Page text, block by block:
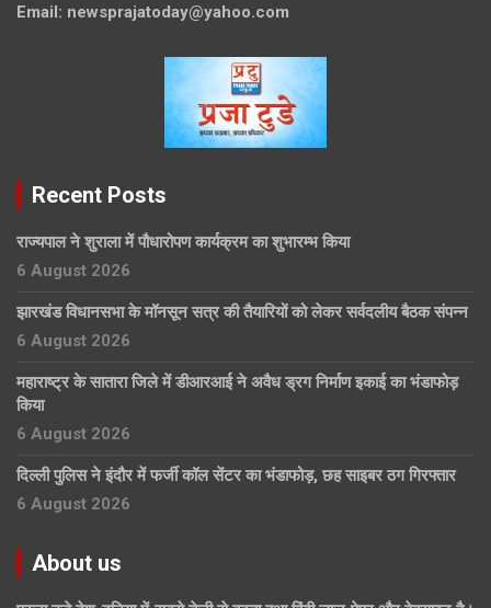
Email: newsprajatoday@yahoo.com
Recent Posts
राज्यपाल ने शुराला में पौधारोपण कार्यक्रम का शुभारम्भ किया
6 August 2026
झारखंड विधानसभा के मॉनसून सत्र की तैयारियों को लेकर सर्वदलीय बैठक संपन्न
6 August 2026
महाराष्ट्र के सातारा जिले में डीआरआई ने अवैध ड्रग निर्माण इकाई का भंडाफोड़
किया
6 August 2026
दिल्ली पुलिस ने इंदौर में फर्जी कॉल सेंटर का भंडाफोड़, छह साइबर ठग गिरफ्तार
6 August 2026
About us